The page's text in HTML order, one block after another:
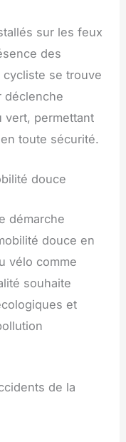
sur les feux
des
cycliste se trouve
déclenche
vert, permettant
toute sécurité.
douce
démarche
douce en
vélo comme
souhaite
et
de la